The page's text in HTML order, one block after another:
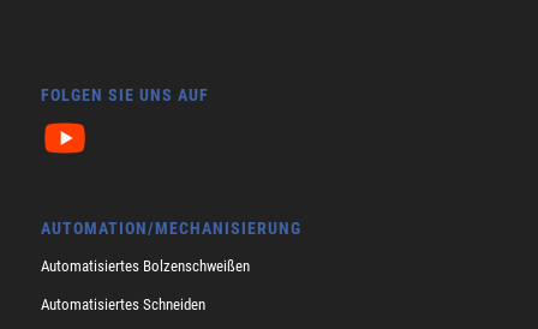
FOLGEN SIE UNS AUF
AUTOMATION/MECHANISIERUNG
Automatisiertes Bolzenschweißen
Automatisiertes Schneiden